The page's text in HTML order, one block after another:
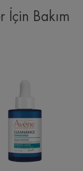
İçin Bakım
Glikolik
Asit
İçeren
Cilt
Kusuru